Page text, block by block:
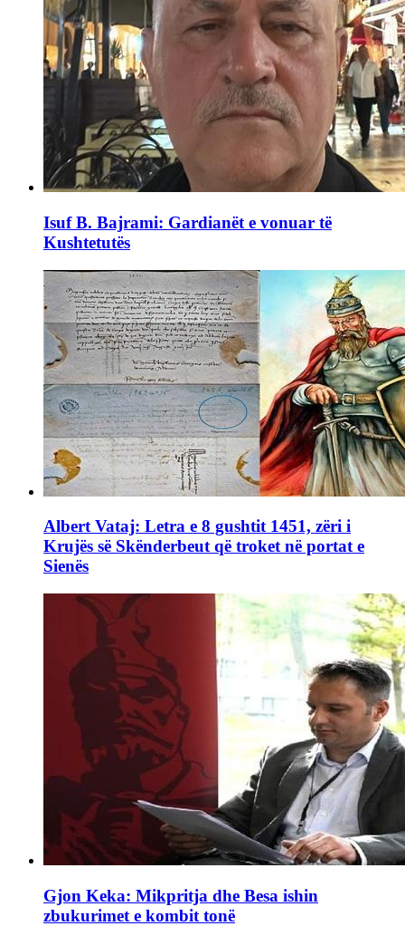
Isuf B. Bajrami: Gardianët e vonuar të
Kushtetutës
Albert Vataj: Letra e 8 gushtit 1451, zëri i
Krujës së Skënderbeut që troket në portat e
Sienës
Gjon Keka: Mikpritja dhe Besa ishin
zbukurimet e kombit tonë